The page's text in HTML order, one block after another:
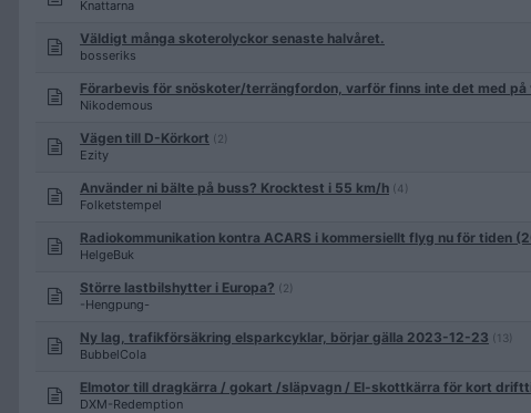
Knattarna
Väldigt många skoterolyckor senaste halvåret.
bosseriks
Förarbevis för snöskoter/terrängfordon, varför finns inte det med på
Nikodemous
Vägen till D-Körkort (2)
Ezity
Använder ni bälte på buss? Krocktest i 55 km/h (4)
Folketstempel
Radiokommunikation kontra ACARS i kommersiellt flyg nu för tiden
HelgeBuk
Större lastbilshytter i Europa? (2)
-Hengpung-
Ny lag, trafikförsäkring elsparkcyklar, börjar gälla 2023-12-23 (13)
BubbelCola
Elmotor till dragkärra / gokart /släpvagn / El-skottkärra för kort
DXM-Redemption